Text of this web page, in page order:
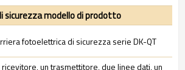
sicurezza modello di prodotto
fotoelettrica di sicurezza serie DK-QT
ricevitore, un trasmettitore, due linee dati, un